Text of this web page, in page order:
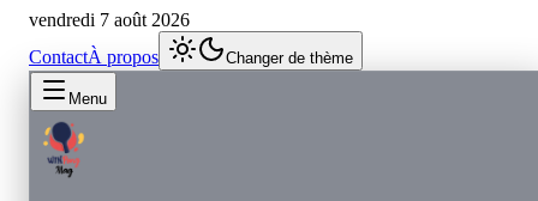
vendredi 7 août 2026
ContactÀ propos Changer de thème
Menu